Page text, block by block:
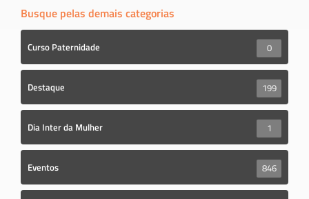
Busque pelas demais categorias
Curso Paternidade 0
Destaque 199
Dia Inter da Mulher 1
Eventos 846